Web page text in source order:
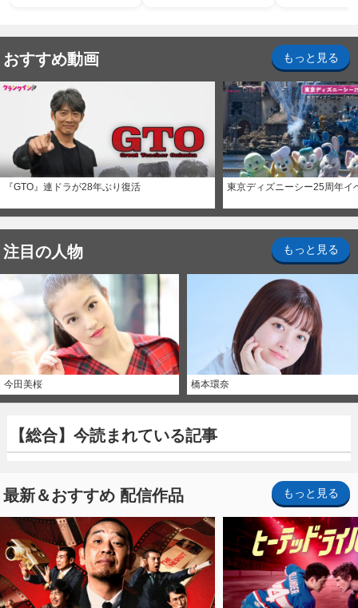
おすすめ動画 もっと見る
『GTO』連ドラが28年ぶり復活 東京ディズニーシー25周年イ
注目の人物 もっと見る
今田美桜 橋本環奈
【総合】今読まれている記事
最新＆おすすめ 配信作品 もっと見る